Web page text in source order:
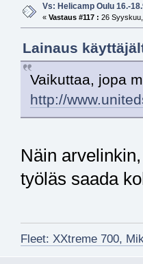
Vs: Helicamp Oulu 16.-
« Vastaus #117 : 26
Lainaus
Vaikuttaa, jopa
http://
Näin
työläs saada
Fleet: XXtreme 700,